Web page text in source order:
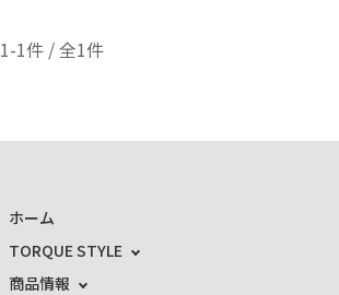
1-1件 / 全1件
ホーム
TORQUE STYLE
商品情報